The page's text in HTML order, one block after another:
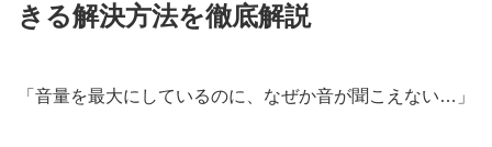
きる解決方法を徹底解説
「音量を最大にしているのに、なぜか音が聞こえない…」